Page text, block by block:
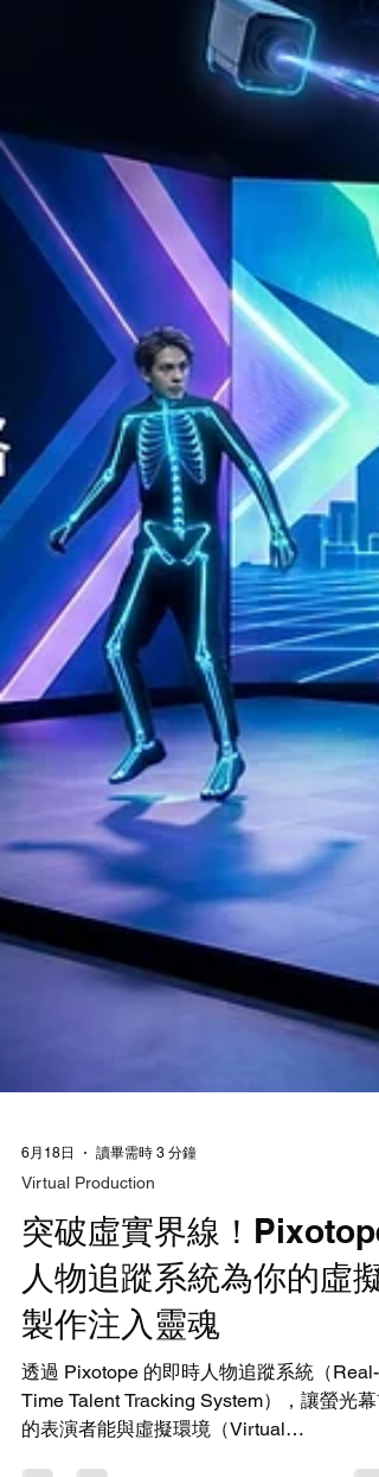
技術讓攝影棚彷彿置身於世界各地的主辦城
中。 BBC體育設計總監 John Murphy 說
「BBC Sport x FIFA 2026...
6月18日 讀畢需時 3 分鐘
Virtual Production
突破虛實界線！Pixotope
人物追蹤系統為你的虛擬
製作注入靈魂
透過 Pixotope 的即時人物追蹤系統（Real-